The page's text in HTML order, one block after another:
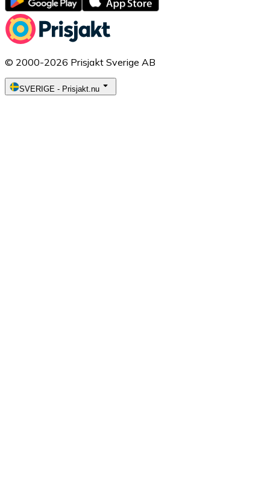
© 2000-2026 Prisjakt Sverige AB
SVERIGE - Prisjakt.nu